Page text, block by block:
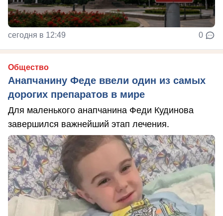
сегодня в 12:49 0
Общество
Анапчанину Феде ввели один из самых
дорогих препаратов в мире
Для маленького анапчанина Феди Кудинова
завершился важнейший этап лечения.